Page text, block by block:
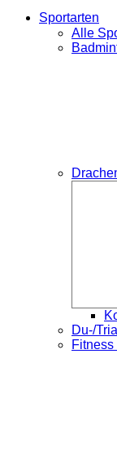
Sportarten
Alle
Du-/